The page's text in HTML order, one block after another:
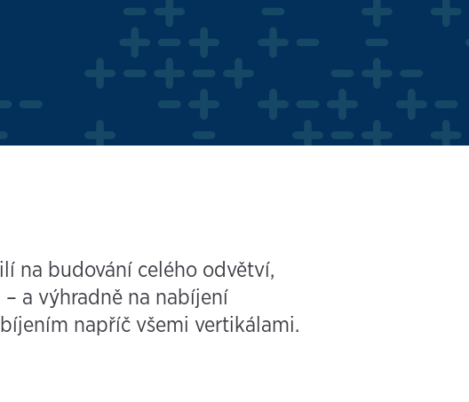
na budování celého odvětví,
a výhradně na nabíjení
napříč všemi vertikálami.